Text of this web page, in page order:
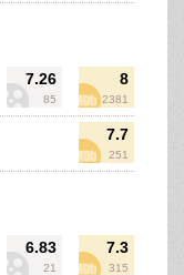
7.26
85
8
2381
7.7
251
6.83
21
7.3
315